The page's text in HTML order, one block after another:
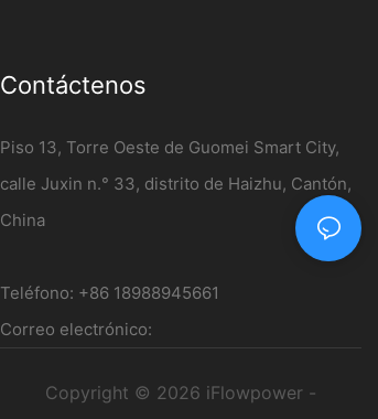
Contáctenos
Piso 13, Torre Oeste de Guomei Smart City,
calle Juxin n.° 33, distrito de Haizhu, Cantón,
China
Teléfono: +86 18988945661
Correo electrónico:
Copyright © 2026 iFlowpower -